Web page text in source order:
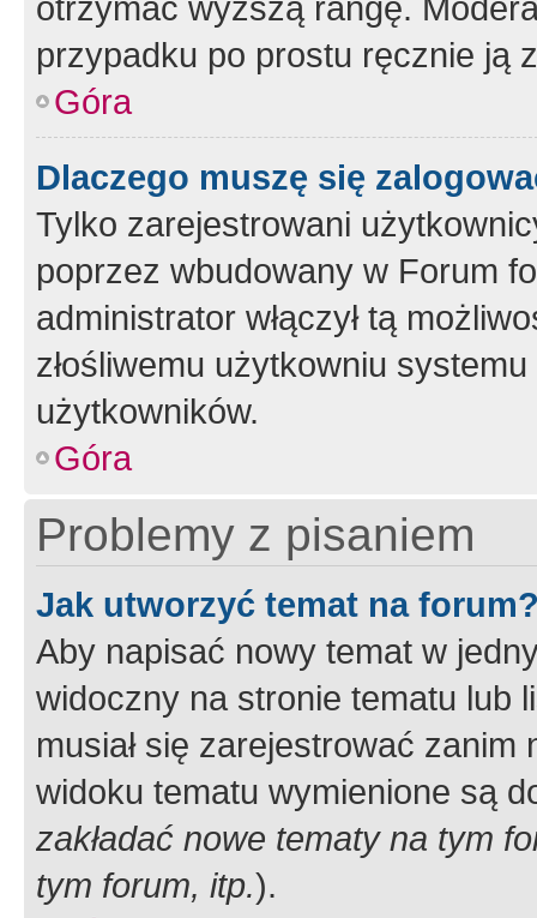
przypadku po prostu ręcznie ją
Góra
Dlaczego muszę się
Tylko zarejestrowani
poprzez wbudowany w Forum
administrator włączył tą
złośliwemu użytkowniu
użytkowników.
Góra
Problemy z pisaniem
Jak utworzyć temat na
Aby napisać nowy temat w
widoczny na stronie tematu lub
musiał się zarejestrować
widoku tematu wymienione są
zakładać nowe tematy na tym
tym forum, itp.).